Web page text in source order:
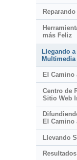
más Feliz
Llegando
Multimedia
El
Centro de
Sitio Web
El Camino
Llevando